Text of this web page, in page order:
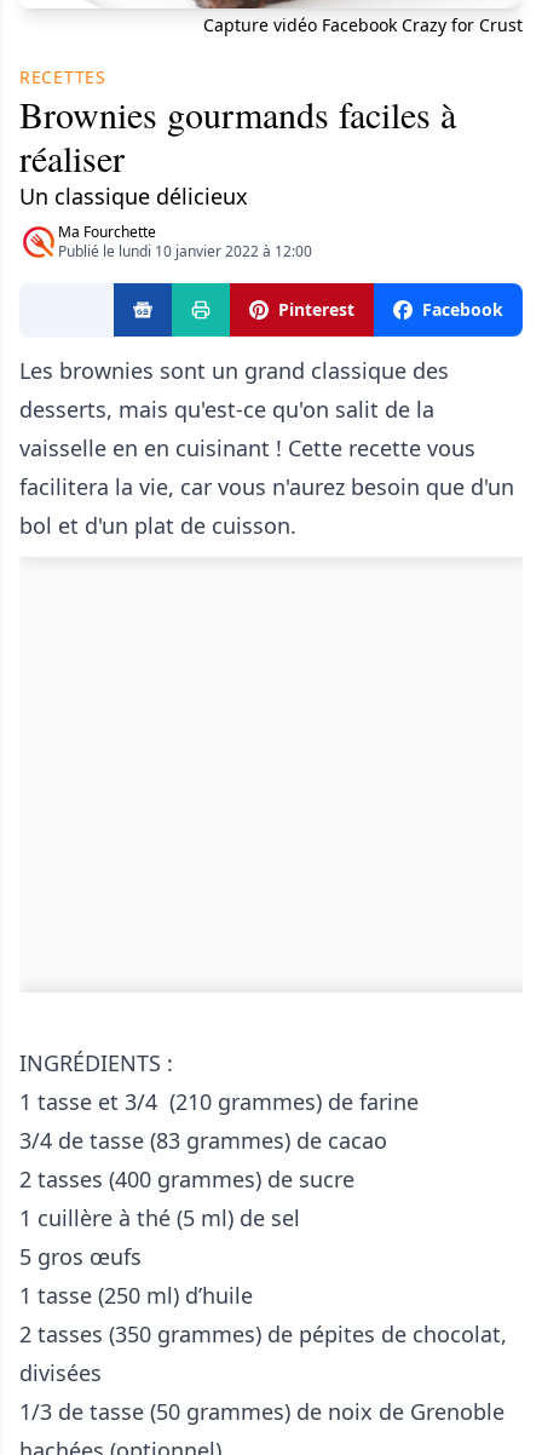
Capture vidéo Facebook Crazy for Crust
RECETTES
Brownies gourmands faciles à
réaliser
Un classique délicieux
Ma Fourchette
Publié le lundi 10 janvier 2022 à 12:00
Pinterest Facebook
Les brownies sont un grand classique des
desserts, mais qu'est-ce qu'on salit de la
vaisselle en en cuisinant ! Cette recette vous
facilitera la vie, car vous n'aurez besoin que d'un
bol et d'un plat de cuisson.
INGRÉDIENTS :
1 tasse et 3/4 (210 grammes) de farine
3/4 de tasse (83 grammes) de cacao
2 tasses (400 grammes) de sucre
1 cuillère à thé (5 ml) de sel
5 gros œufs
1 tasse (250 ml) d’huile
2 tasses (350 grammes) de pépites de chocolat,
divisées
1/3 de tasse (50 grammes) de noix de Grenoble